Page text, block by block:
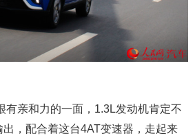
有亲和力的一面，1.3L发动机肯定不
，配合着这台4AT变速器，走起来